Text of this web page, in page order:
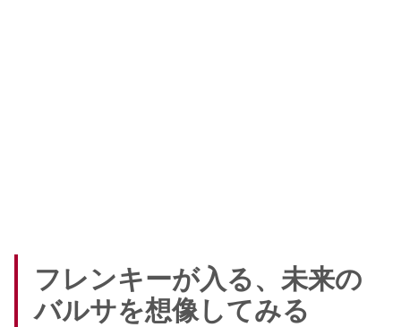
フレンキーが入る、未来の
バルサを想像してみる